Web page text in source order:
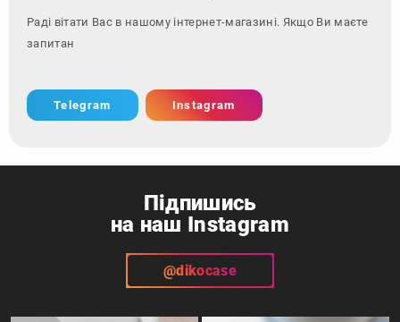
Раді вітати Вас в нашому інтернет-магазині. Якщо Ви маєте
запитання - зверні
Telegram Instagram
Підпишись
на наш Instagram
@dikocase